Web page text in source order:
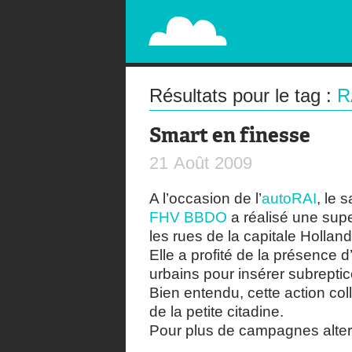
PAPERPLANE
STREET, AMBIENT, GUÉRILLA MARKETING
Résultats pour le tag :
Smart en finesse
21 Août 2009
A l’occasion de l’autoRAI, le
FHV BBDO a réalisé une
les rues de la capitale
Elle a profité de la présence
urbains pour insérer
Bien entendu, cette action
de la petite citadine.
Pour plus de campagnes